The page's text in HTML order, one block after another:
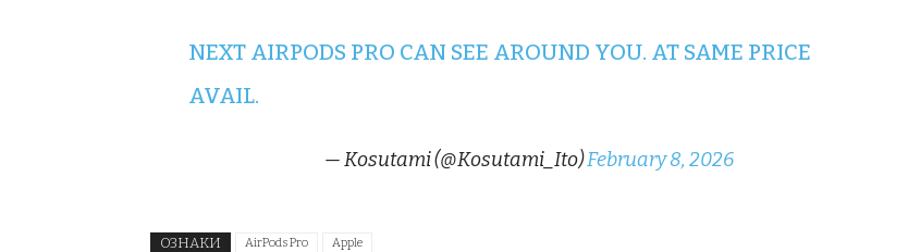
NEXT AIRPODS PRO CAN SEE AROUND YOU. AT SAME PRICE
AVAIL.
— Kosutami (@Kosutami_Ito)February 8, 2026
ОЗНАКИ AirPods Pro Apple